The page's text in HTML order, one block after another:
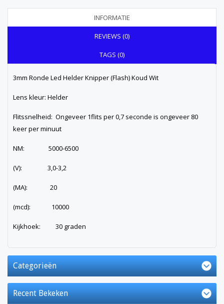
INFORMATIE
REVIEWS (0)
TAGS (0)
3mm Ronde Led Helder Knipper (Flash) Koud Wit
Lens kleur: Helder
Flitssnelheid: Ongeveer 1flits per 0,7 seconde is ongeveer 80
keer per minuut
NM: 5000-6500
(V): 3,0-3,2
(MA): 20
(mcd): 10000
Kijkhoek: 30 graden
Categorieën
Recent Bekeken